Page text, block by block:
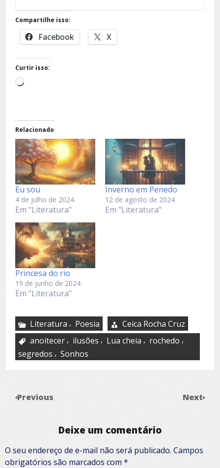
Compartilhe isso:
Facebook X
Curtir isso:
Carregando...
Relacionado
Eu sou
4 de julho de 2024
Em "Literatura"
Inverno em Penedo
12 de agosto de 2024
Em "Literatura"
Princesa do rio
19 de junho de 2024
Em "Literatura"
Literatura , Poesia
Ceica Rocha Cruz
anoitecer , ilusões , Lua cheia , rochedo ,
segredos , Sonhos
Previous Next
Deixe um comentário
O seu endereço de e-mail não será publicado. Campos
obrigatórios são marcados com *